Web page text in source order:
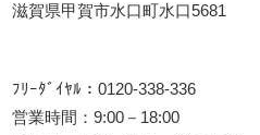
滋賀県甲賀市水口町水口5681
ﾌﾘｰﾀﾞｲﾔﾙ：0120-338-336
営業時間：9:00－18:00